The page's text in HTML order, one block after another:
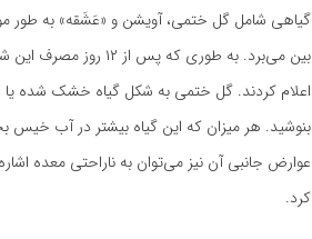
گیاهی شامل گل ختمی، آویشن و «عَشَقه» به طور
اعلام کردند. گل ختمی به شکل گیاه خشک شده یا
بنوشید. هر میزان که این گیاه بیشتر در آب خیس
عوارض جانبی آن نیز می‌توان به ناراحتی معده
کرد.